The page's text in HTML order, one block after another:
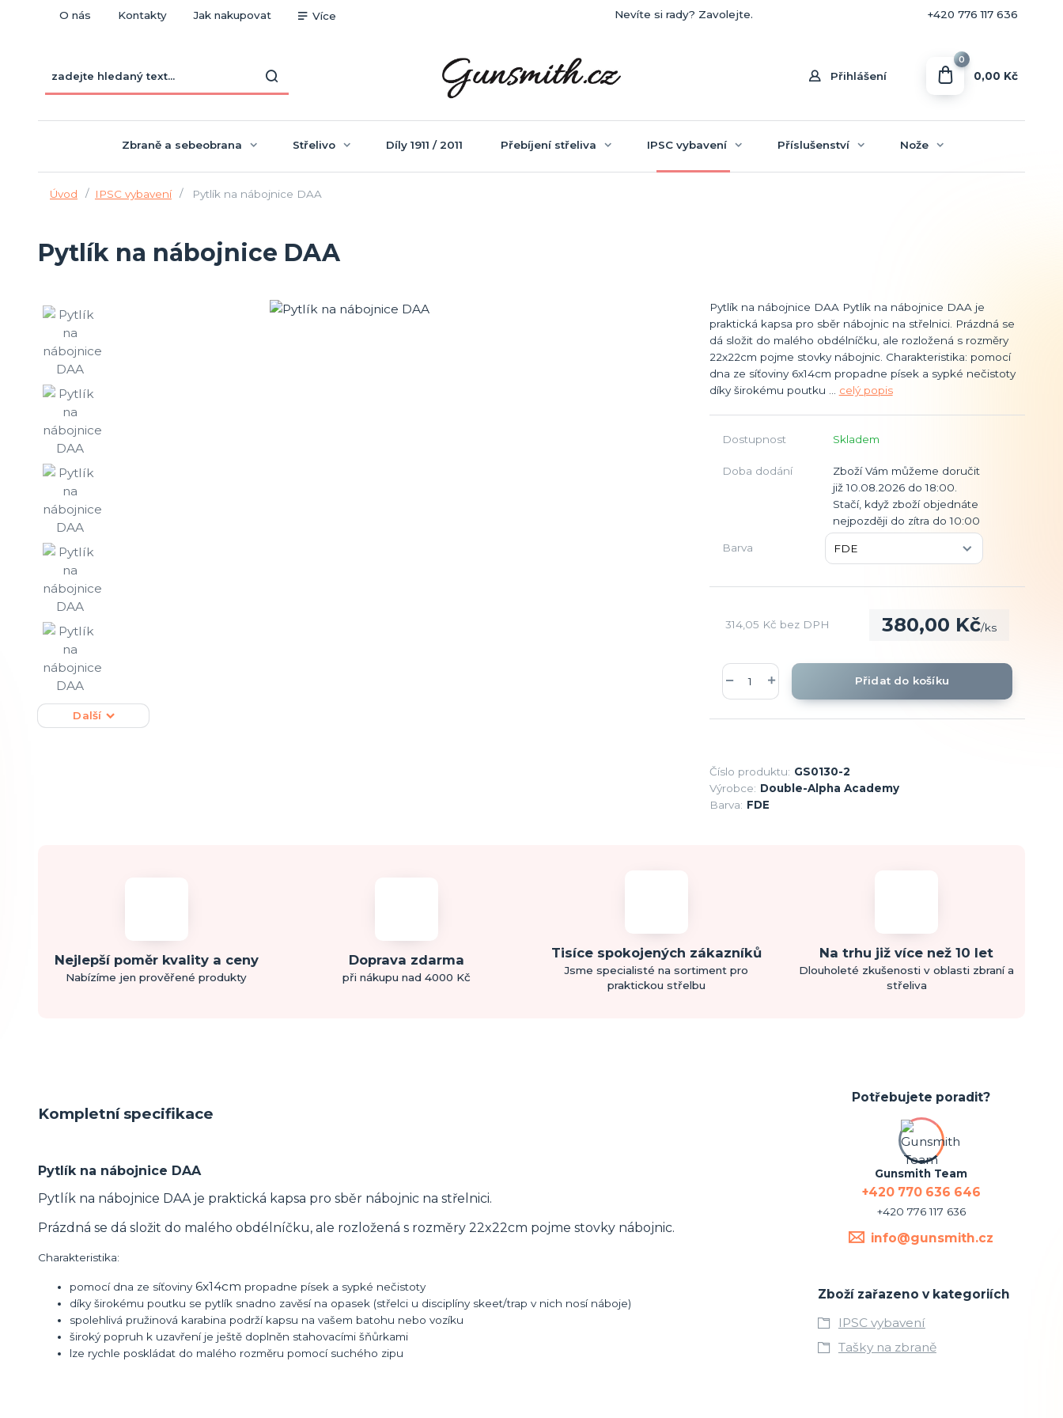
O nás Kontakty Jak nakupovat Více
Přihlášení
Nevíte si rady? Zavolejte. +420 776 117 636
0
0,00 Kč
Zbraně a sebeobrana Střelivo Díly 1911 / 2011 Přebíjení střeliva IPSC vybavení Příslušenství Nože
Úvod IPSC vybavení Pytlík na nábojnice DAA
Pytlík na nábojnice DAA
Další
Pytlík na nábojnice DAA Pytlík na nábojnice DAA je
praktická kapsa pro sběr nábojnic na střelnici. Prázdná se
dá složit do malého obdélníčku, ale rozložená s rozměry
22x22cm pojme stovky nábojnic. Charakteristika: pomocí
dna ze síťoviny 6x14cm propadne písek a sypké nečistoty
díky širokému poutku ... celý popis
Dostupnost Skladem
Doba dodání
Zboží Vám můžeme doručit
již 10.08.2026 do 18:00.
Stačí, když zboží objednáte
nejpozději do zítra do 10:00
Barva
380,00 Kč/ks
314,05 Kč bez DPH
Přidat do košíku
Číslo produktu: GS0130-2
Výrobce: Double-Alpha Academy
Barva: FDE
Nejlepší poměr kvality a ceny
Nabízíme jen prověřené produkty
Doprava zdarma
při nákupu nad 4000 Kč
Tisíce spokojených zákazníků
Jsme specialisté na sortiment pro
praktickou střelbu
Na trhu již více než 10 let
Dlouholeté zkušenosti v oblasti zbraní a
střeliva
Kompletní specifikace
Pytlík na nábojnice DAA
Pytlík na nábojnice DAA je praktická kapsa pro sběr nábojnic na střelnici.
Prázdná se dá složit do malého obdélníčku, ale rozložená s rozměry 22x22cm pojme stovky nábojnic.
Charakteristika:
pomocí dna ze síťoviny 6x14cm propadne písek a sypké nečistoty
díky širokému poutku se pytlík snadno zavěsí na opasek (střelci u disciplíny skeet/trap v nich nosí náboje)
spolehlivá pružinová karabina podrží kapsu na vašem batohu nebo vozíku
široký popruh k uzavření je ještě doplněn stahovacími šňůrkami
lze rychle poskládat do malého rozměru pomocí suchého zipu
Potřebujete poradit?
Gunsmith Team
+420 770 636 646
+420 776 117 636
info@gunsmith.cz
Zboží zařazeno v kategoriích
IPSC vybavení
Tašky na zbraně